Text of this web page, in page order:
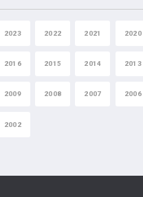
2023 2022 2021 2020
2016 2015 2014 2013
2009 2008 2007 2006
2002